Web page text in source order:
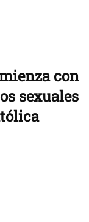
con
sexuales